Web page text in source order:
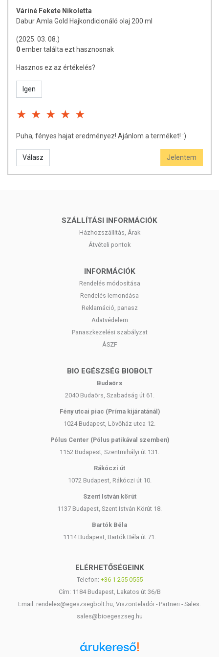
Váriné Fekete Nikoletta
Dabur Amla Gold Hajkondicionáló olaj 200 ml
(2025. 03. 08.)
0ember találta ezt hasznosnak
Hasznos ez az értékelés?
Igen
Puha, fényes hajat eredményez! Ajánlom a terméket! :)
Válasz Jelentem
SZÁLLÍTÁSI INFORMÁCIÓK
Házhozszállítás, Árak
Átvételi pontok
INFORMÁCIÓK
Rendelés módosítása
Rendelés lemondása
Reklamáció, panasz
Adatvédelem
Panaszkezelési szabályzat
ÁSZF
BIO EGÉSZSÉG BIOBOLT
Budaörs
2040 Budaörs, Szabadság út 61.
Fény utcai piac (Príma kijáratánál)
1024 Budapest, Lövőház utca 12.
Pólus Center (Pólus patikával szemben)
1152 Budapest, Szentmihályi út 131.
Rákóczi út
1072 Budapest, Rákóczi út 10.
Szent István körút
1137 Budapest, Szent István Körút 18.
Bartók Béla
1114 Budapest, Bartók Béla út 71.
ELÉRHETŐSÉGEINK
Telefon: +36-1-255-0555
Cím: 1184 Budapest, Lakatos út 36/B
Email: rendeles@egeszsegbolt.hu, Viszonteladói - Partneri - Sales:
sales@bioegeszseg.hu